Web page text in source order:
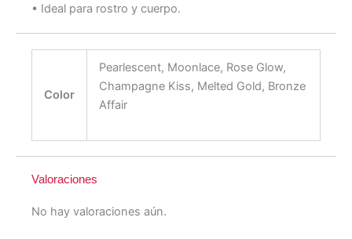
• Ideal para rostro y cuerpo.
Color
Pearlescent, Moonlace, Rose Glow,
Champagne Kiss, Melted Gold, Bronze
Affair
Valoraciones
No hay valoraciones aún.